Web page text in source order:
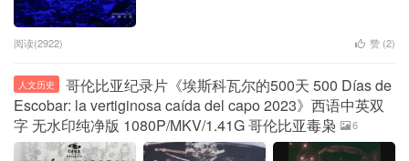
阅读(2922) 赞 (2)
人文历史
哥伦比亚纪录片《埃斯科瓦尔的500天 500 Días de
Escobar: la vertiginosa caída del capo 2023》西语中英双
字 无水印纯净版 1080P/MKV/1.41G 哥伦比亚毒枭
6